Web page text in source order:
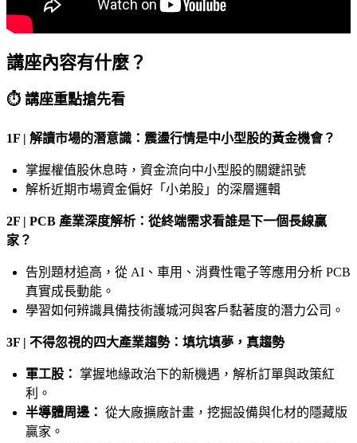
講座內容有什麼？
⏱ 講座重點搶先看
1F | 解讀市場的潛意識：震盪行情是中小型股的黃金機會？
掌握權值股休息時，資金流向中小型股的關鍵訊號
解析近期市場資金偏好「小弟股」的深層邏輯
2F | PCB 產業深度解析：從終端需求看誰是下一個長線贏
家？
告別題材追高，從 AI、車用、消費性電子等應用分析 PCB
真實成長動能。
學習如何辨識具備技術護城河與客戶黏著度的潛力公司。
3F | 不得忽視的四大產業趨勢：填坑填夢，真趨勢
軍工股：
掌握地緣政治下的新機遇，解析訂單與政策紅
利。
半導體周邊： 從大廠擴廠計畫，挖掘設備與化材的隱藏版
贏家。